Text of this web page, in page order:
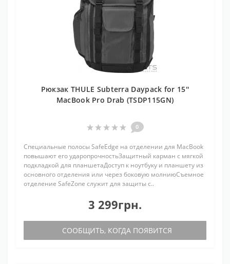
Рюкзак THULE Subterra Daypack for 15''
MacBook Pro Drab (TSDP115GN)
0
Специальные полосы SafeEdge на отделении для MacBook
повышают его ударопрочностьЗащитный карман с мягкой
подкладкой для планшетаДоступ к ноутбуку и планшету из
основного отделения или через боковую молниюСъемное
отделение SafeZone служит для защиты с..
3 299грн.
СООБЩИТЬ, КОГДА ПОЯВИТСЯ